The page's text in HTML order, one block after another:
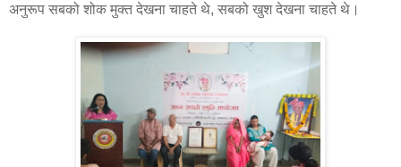
अनुरूप सबको शोक मुक्त देखना चाहते थे, सबको खुश देखना चाहते थे।